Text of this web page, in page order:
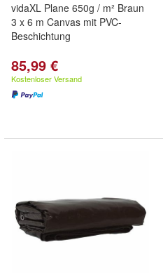
vidaXL Plane 650g / m² Braun
3 x 6 m Canvas mit PVC-
Beschichtung
85,99 €
Kostenloser Versand